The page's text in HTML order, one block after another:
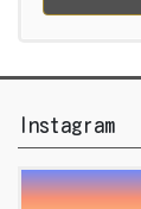
Instagram